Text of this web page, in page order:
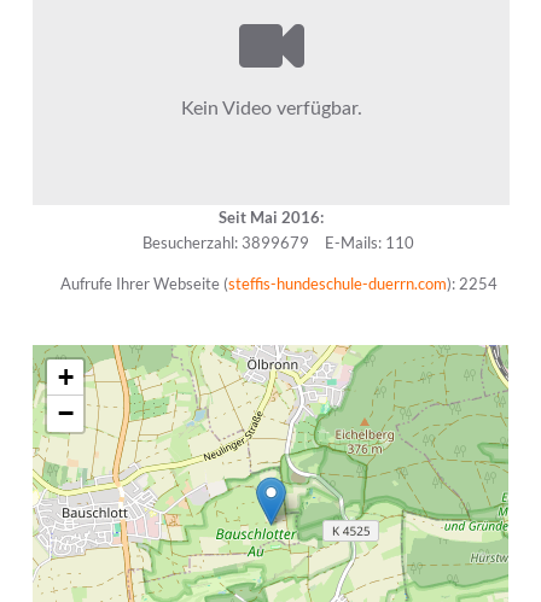
Seit Mai 2016:
Besucherzahl: 3899679
E-Mails: 110
Aufrufe Ihrer Webseite (steffis-hundeschule-duerrn.com): 2254
+
−